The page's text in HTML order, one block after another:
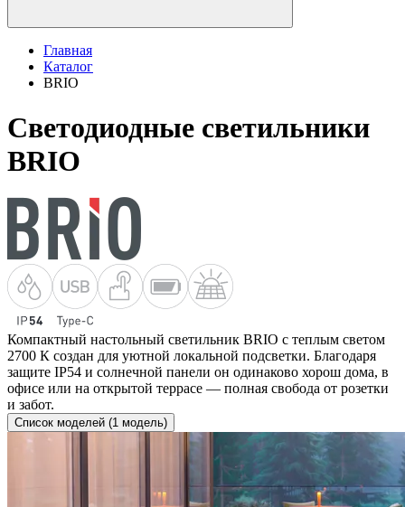
Главная
Каталог
BRIO
Светодиодные светильники
BRIO
Компактный настольный светильник BRIO с теплым светом
2700 К создан для уютной локальной подсветки. Благодаря
защите IP54 и солнечной панели он одинаково хорош дома, в
офисе или на открытой террасе — полная свобода от розетки
и забот.
Список моделей (1 модель)